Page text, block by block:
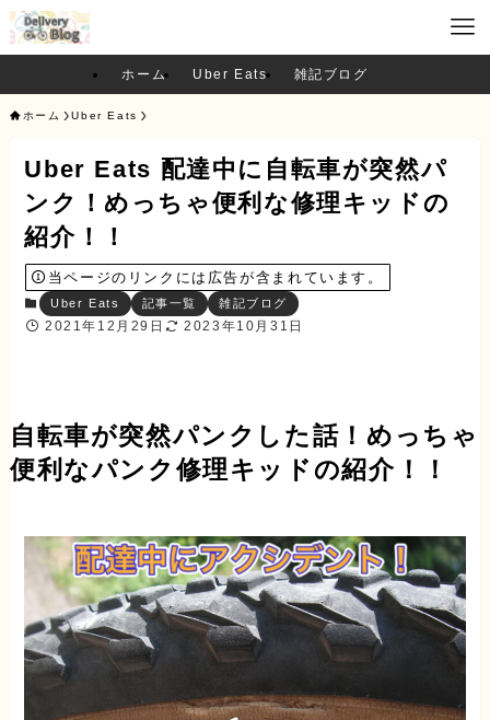
ホーム Uber Eats 雑記ブログ
ホーム Uber Eats
Uber Eats 配達中に自転車が突然パ
ンク！めっちゃ便利な修理キッドの
紹介！！
当ページのリンクには広告が含まれています。
Uber Eats 記事一覧 雑記ブログ
2021年12月29日 2023年10月31日
自転車が突然パンクした話！めっちゃ
便利なパンク修理キッドの紹介！！